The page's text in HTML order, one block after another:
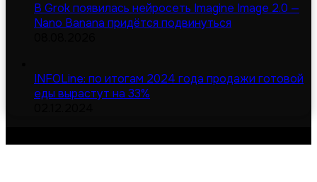
В Grok появилась нейросеть Imagine Image 2.0 —
Nano Banana придётся подвинуться
INFOLine: по итогам 2024 года продажи готовой
еды вырастут на 33%
Сделано в MOD